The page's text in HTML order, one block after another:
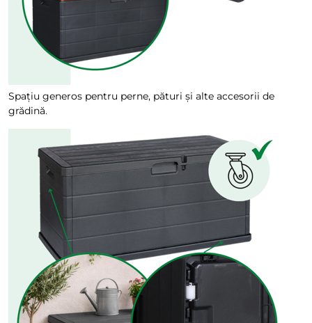
Spațiu generos pentru perne, pături și alte accesorii de
grădină.